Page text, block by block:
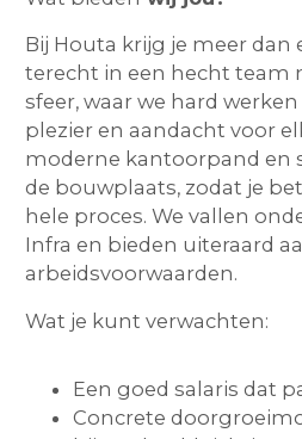
Bij Houta krijg je meer dan
terecht in een hecht team
sfeer, waar we hard
plezier en aandacht voor
moderne kantoorpand en
de bouwplaats, zodat je
hele proces. We vallen
Infra en bieden uiteraard
arbeidsvoorwaarden.
Wat je kunt verwachten:
Een goed salaris dat
Concrete